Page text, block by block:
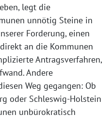
legt die
unnötig Steine in
Forderung, einen
an die Kommunen
Antragsverfahren,
Andere
Weg gegangen: Ob
oder Schleswig-Holstein
unbürokratisch